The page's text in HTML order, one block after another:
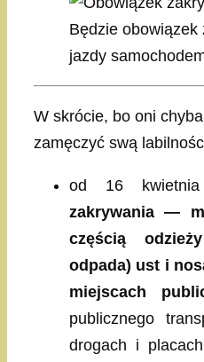
Będzie
jazdy
W skrócie, bo oni
zamęczyć swą
od 16
zakrywania —
częścią
odpada) ust i
miejscach
publicznego
drogach i